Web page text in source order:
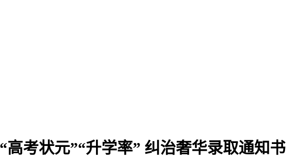
高考状元”“升学率” 纠治奢华录取通知书